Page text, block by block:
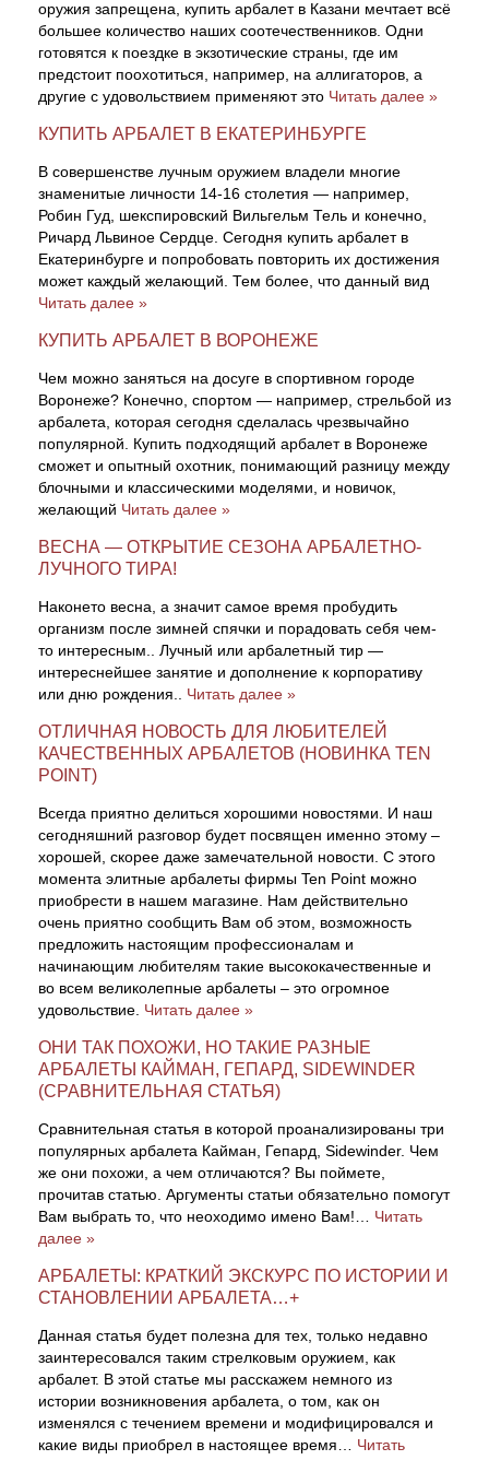
оружия запрещена, купить арбалет в Казани мечтает всё
большее количество наших соотечественников. Одни
готовятся к поездке в экзотические страны, где им
предстоит поохотиться, например, на аллигаторов, а
другие с удовольствием применяют это Читать далее »
КУПИТЬ АРБАЛЕТ В ЕКАТЕРИНБУРГЕ
В совершенстве лучным оружием владели многие
знаменитые личности 14-16 столетия — например,
Робин Гуд, шекспировский Вильгельм Тель и конечно,
Ричард Львиное Сердце. Сегодня купить арбалет в
Екатеринбурге и попробовать повторить их достижения
может каждый желающий. Тем более, что данный вид
Читать далее »
КУПИТЬ АРБАЛЕТ В ВОРОНЕЖЕ
Чем можно заняться на досуге в спортивном городе
Воронеже? Конечно, спортом — например, стрельбой из
арбалета, которая сегодня сделалась чрезвычайно
популярной. Купить подходящий арбалет в Воронеже
сможет и опытный охотник, понимающий разницу между
блочными и классическими моделями, и новичок,
желающий Читать далее »
ВЕСНА — ОТКРЫТИЕ СЕЗОНА АРБАЛЕТНО-
ЛУЧНОГО ТИРА!
Наконето весна, а значит самое время пробудить
организм после зимней спячки и порадовать себя чем-
то интересным.. Лучный или арбалетный тир —
интереснейшее занятие и дополнение к корпоративу
или дню рождения.. Читать далее »
ОТЛИЧНАЯ НОВОСТЬ ДЛЯ ЛЮБИТЕЛЕЙ
КАЧЕСТВЕННЫХ АРБАЛЕТОВ (НОВИНКА ТEN
POINT)
Всегда приятно делиться хорошими новостями. И наш
сегодняшний разговор будет посвящен именно этому –
хорошей, скорее даже замечательной новости. С этого
момента элитные арбалеты фирмы Ten Point можно
приобрести в нашем магазине. Нам действительно
очень приятно сообщить Вам об этом, возможность
предложить настоящим профессионалам и
начинающим любителям такие высококачественные и
во всем великолепные арбалеты – это огромное
удовольствие. Читать далее »
ОНИ ТАК ПОХОЖИ, НО ТАКИЕ РАЗНЫЕ
АРБАЛЕТЫ КАЙМАН, ГЕПАРД, SIDEWINDER
(СРАВНИТЕЛЬНАЯ СТАТЬЯ)
Сравнительная статья в которой проанализированы три
популярных арбалета Кайман, Гепард, Sidewinder. Чем
же они похожи, а чем отличаются? Вы поймете,
прочитав статью. Аргументы статьи обязательно помогут
Вам выбрать то, что неоходимо имено Вам!… Читать
далее »
АРБАЛЕТЫ: КРАТКИЙ ЭКСКУРС ПО ИСТОРИИ И
СТАНОВЛЕНИИ АРБАЛЕТА…+
Данная статья будет полезна для тех, только недавно
заинтересовался таким стрелковым оружием, как
арбалет. В этой статье мы расскажем немного из
истории возникновения арбалета, о том, как он
изменялся с течением времени и модифицировался и
какие виды приобрел в настоящее время… Читать